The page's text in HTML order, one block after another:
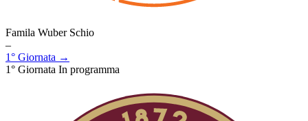
Famila Wuber Schio
–
1° Giornata →
1° Giornata In programma